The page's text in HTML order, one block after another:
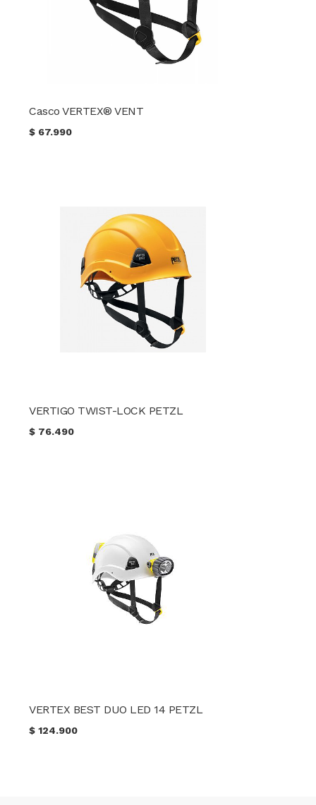
Casco VERTEX® VENT
$ 67.990
VERTIGO TWIST-LOCK PETZL
$ 76.490
VERTEX BEST DUO LED 14 PETZL
$124.900